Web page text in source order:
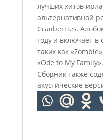
лучших хитов
альтернативной
Cranberries.
году и включает в
таких как
«Ode to My Family».
Сборник также
акустические